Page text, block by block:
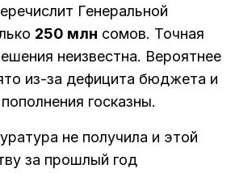
Генеральной
250 млн сомов. Точная
неизвестна. Вероятнее
из-за дефицита бюджета и
госказны.
не получила и этой
за прошлый год